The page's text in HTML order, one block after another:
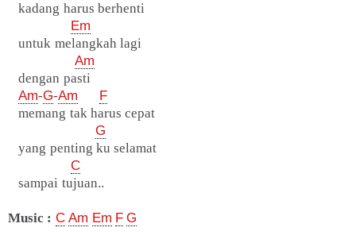
kadang harus berhenti
Em
untuk melangkah lagi
Am
dengan pasti
Am-G-Am
F
memang tak harus cepat
G
yang penting ku selamat
C
sampai tujuan..
Music : C Am Em F G